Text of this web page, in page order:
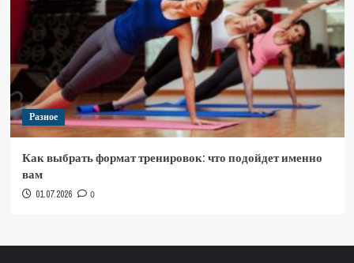
Разное
Как выбрать формат тренировок: что подойдет именно
вам
01.07.2026 0